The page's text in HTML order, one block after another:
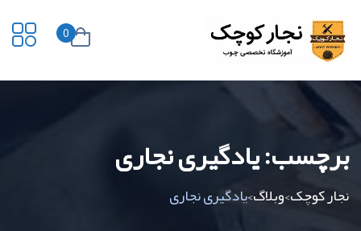
0
برچسب:یادگیری نجاری
نجار کوچک>وبلاگ>یادگیری نجاری